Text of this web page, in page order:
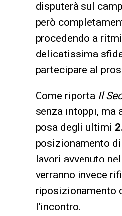
disputerà sul
però
procedendo a
delicatissima
partecipare al
Come riporta Il
senza intoppi, ma
posa degli ultimi
posizionamento
lavori avvenuto
verranno invece
riposizionamento
l’incontro.